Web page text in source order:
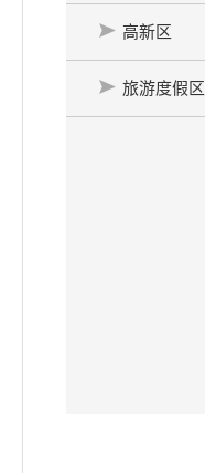
高新区
旅游度假区